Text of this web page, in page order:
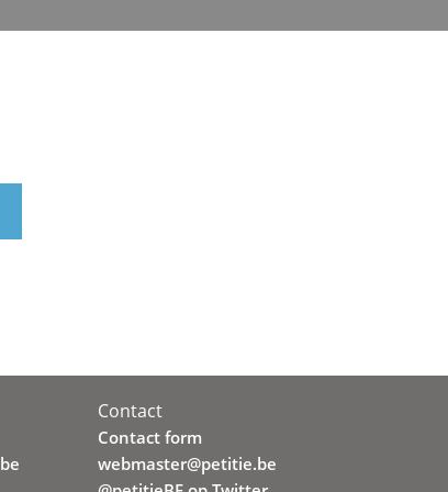
Contact
Contact form
webmaster@petitie.be